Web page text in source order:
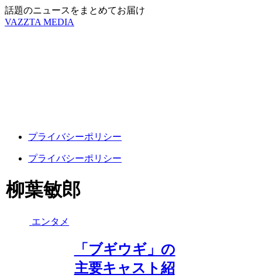
話題のニュースをまとめてお届け
VAZZTA MEDIA
プライバシーポリシー
プライバシーポリシー
柳葉敏郎
エンタメ
「ブギウギ」の
主要キャスト紹